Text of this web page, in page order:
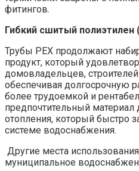
фитингов.
Гибкий сшитый полиэтилен
Трубы PEX продолжают
продукт, который
домовладельцев,
обеспечивая долгосрочную
более трудоемкой и
предпочтительный материал
отопления, который быстро
системе водоснабжения.
Другие места
муниципальное